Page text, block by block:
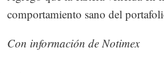
comportamiento sano del
Con información de Notimex